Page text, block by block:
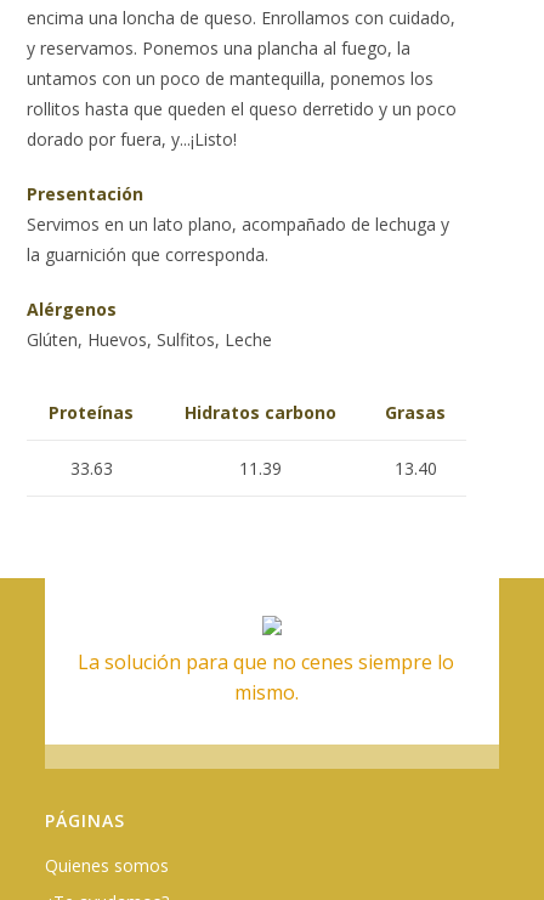
encima una loncha de queso. Enrollamos con cuidado,
y reservamos. Ponemos una plancha al fuego, la
untamos con un poco de mantequilla, ponemos los
rollitos hasta que queden el queso derretido y un poco
dorado por fuera, y...¡Listo!
Presentación
Servimos en un lato plano, acompañado de lechuga y
la guarnición que corresponda.
Alérgenos
Glúten, Huevos, Sulfitos, Leche
Proteínas Hidratos carbono Grasas
33.63 11.39 13.40
La solución para que no cenes siempre lo
mismo.
PÁGINAS
Quienes somos